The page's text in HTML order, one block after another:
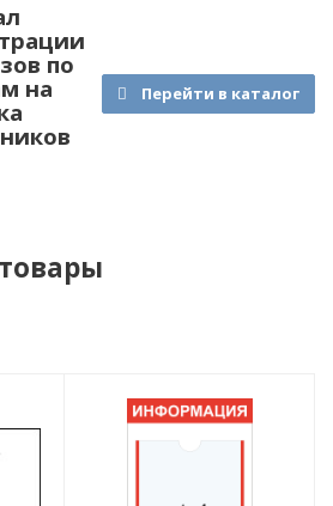
по
на
Перейти в каталог